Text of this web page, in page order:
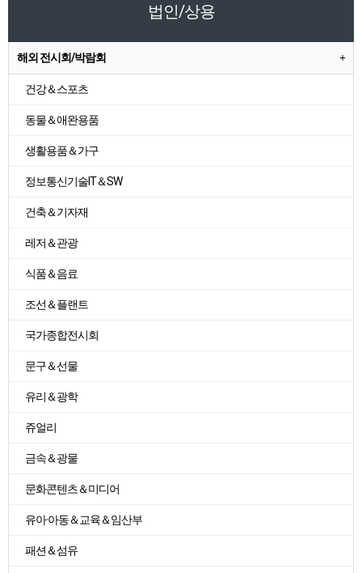
법인/상용
해외 전시회/박람회
건강＆스포츠
동물＆애완용품
생활용품＆가구
정보통신기술IT＆SW
건축＆기자재
레저＆관광
식품＆음료
조선＆플랜트
국가종합전시회
문구＆선물
유리＆광학
쥬얼리
금속＆광물
문화콘텐츠＆미디어
유아·아동＆교육＆임산부
패션＆섬유